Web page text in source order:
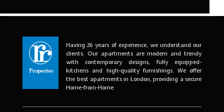
Having 26 years of experience, we understand our
clients. Our apartments are modern and trendy
with contemporary designs, fully equipped-
kitchens and high-quality furnishings. We offer
the best apartments in London, providing a secure
Home-from-Home.